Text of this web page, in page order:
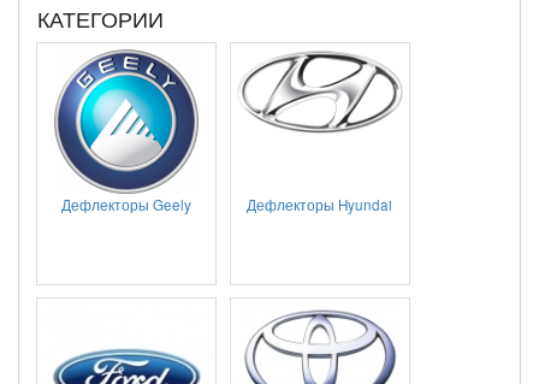
КАТЕГОРИИ
Дефлекторы Geely Дефлекторы Hyundai